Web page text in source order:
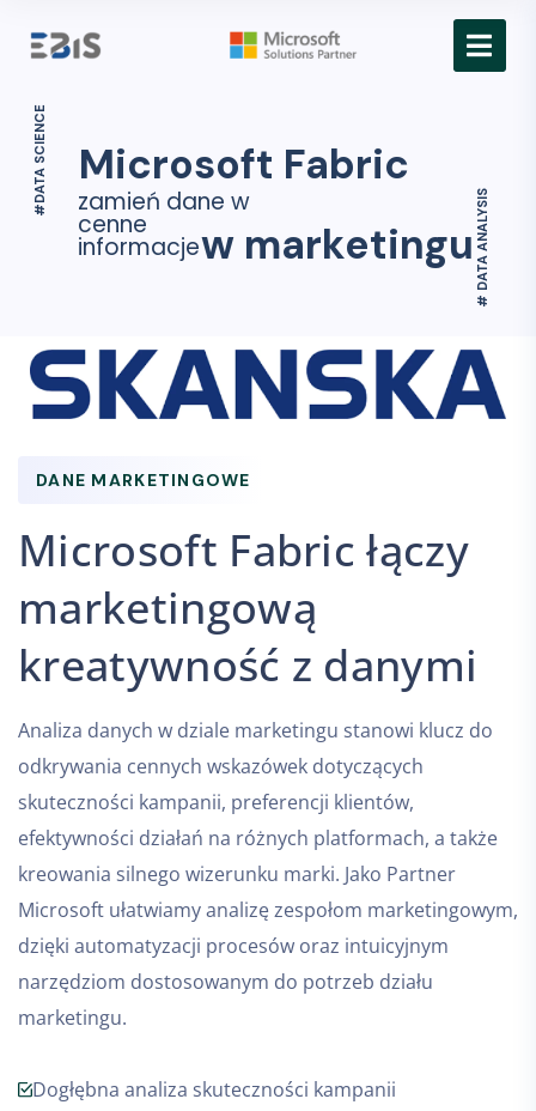
Microsoft Fabric
w marketingu
zamień dane w
cenne
informacje
#DATA SCIENCE
# DATA ANALYSIS
DANE MARKETINGOWE
Microsoft Fabric łączy
marketingową
kreatywność z danymi
Analiza danych w dziale marketingu stanowi klucz do
odkrywania cennych wskazówek dotyczących
skuteczności kampanii, preferencji klientów,
efektywności działań na różnych platformach, a także
kreowania silnego wizerunku marki. Jako Partner
Microsoft ułatwiamy analizę zespołom marketingowym,
dzięki automatyzacji procesów oraz intuicyjnym
narzędziom dostosowanym do potrzeb działu
marketingu.
Dogłębna analiza skuteczności kampanii